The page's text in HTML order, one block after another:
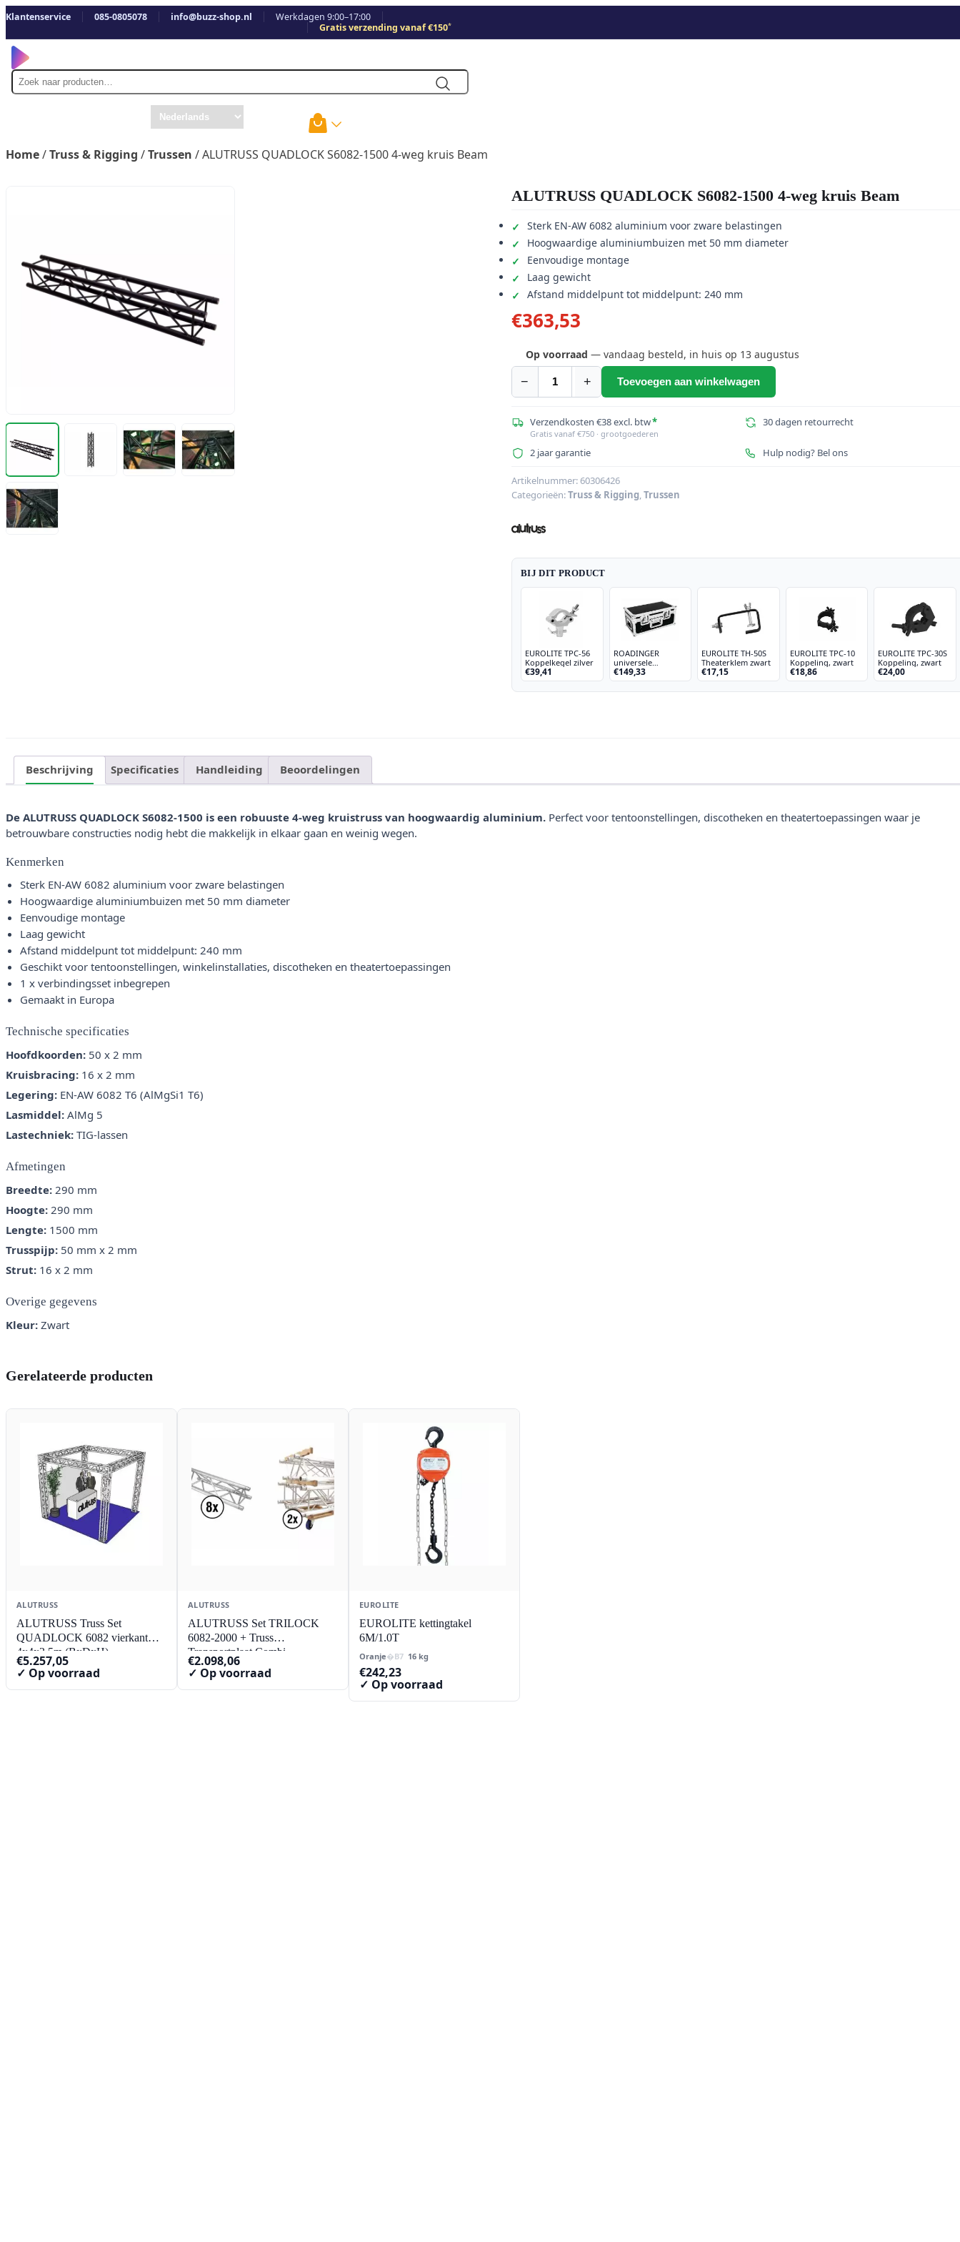
Klantenservice 085-0805078 info@buzz-shop.nl
Werkdagen 9:00–17:00
Gratis verzending vanaf €150*
Zoek
naar
Home/Truss & Rigging /Trussen / ALUTRUSS QUADLOCK S6082-1500 4-weg kruis Beam
ALUTRUSS QUADLOCK S6082-1500 4-weg kruis Beam
Sterk EN-AW 6082 aluminium voor zware belastingen
Hoogwaardige aluminiumbuizen met 50 mm diameter
Eenvoudige montage
Laag gewicht
Afstand middelpunt tot middelpunt: 240 mm
€363,53
Op voorraad — vandaag besteld, in huis op 13 augustus
−
ALUTRUSS
S6082-
1500
4-
kruis
Beam
+ Toevoegen aan winkelwagen
Verzendkosten €38 excl. btw*
Gratis vanaf €750 · grootgoederen
30 dagen retourrecht
2 jaar garantie Hulp nodig? Bel ons
Artikelnummer:60306426
Categorieën:Truss & Rigging Trussen
BIJ DIT PRODUCT
EUROLITE TPC-56
Koppelkegel zilver
€39,41
ROADINGER
universele
kegeladapter Case
UKAC-50
€149,33
EUROLITE TH-50S
Theaterklem zwart
€17,15
EUROLITE TPC-10
Koppeling, zwart
€18,86
EUROLITE TPC-30S
Koppeling, zwart
€24,00
Beschrijving Specificaties Handleiding Beoordelingen
De ALUTRUSS QUADLOCK S6082-1500 is een robuuste 4-weg kruistruss van hoogwaardig aluminium. Perfect voor tentoonstellingen, discotheken en theatertoepassingen waar je
betrouwbare constructies nodig hebt die makkelijk in elkaar gaan en weinig wegen.
Kenmerken
Sterk EN-AW 6082 aluminium voor zware belastingen
Hoogwaardige aluminiumbuizen met 50 mm diameter
Eenvoudige montage
Laag gewicht
Afstand middelpunt tot middelpunt: 240 mm
Geschikt voor tentoonstellingen, winkelinstallaties, discotheken en theatertoepassingen
1 x verbindingsset inbegrepen
Gemaakt in Europa
Technische specificaties
Hoofdkoorden: 50 x 2 mm
Kruisbracing: 16 x 2 mm
Legering: EN-AW 6082 T6 (AlMgSi1 T6)
Lasmiddel: AlMg 5
Lastechniek: TIG-lassen
Afmetingen
Breedte: 290 mm
Hoogte: 290 mm
Lengte: 1500 mm
Trusspijp: 50 mm x 2 mm
Strut: 16 x 2 mm
Overige gegevens
Kleur: Zwart
Gerelateerde producten
ALUTRUSS
ALUTRUSS Truss Set
QUADLOCK 6082 vierkant
4x4x3.5m (BxDxH)
€5.257,05
✓ Op voorraad
ALUTRUSS
ALUTRUSS Set TRILOCK
6082-2000 + Truss
Transportplaat Combi
€2.098,06
✓ Op voorraad
EUROLITE
EUROLITE kettingtakel
6M/1.0T
Oranje 16 kg
€242,23
✓ Op voorraad